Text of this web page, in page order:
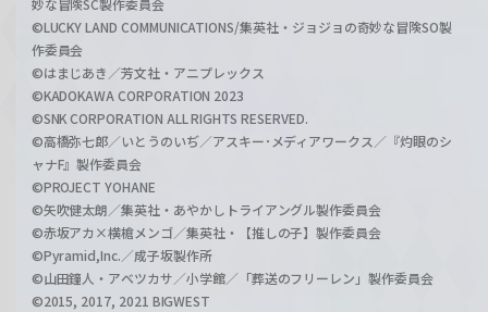
©LUCKY LAND COMMUNICATIONS/集英社・ジョジョの奇妙な冒険SO製
作委員会
©はまじあき／芳文社・アニプレックス
©KADOKAWA CORPORATION 2023
©SNK CORPORATION ALL RIGHTS RESERVED.
©高橋弥七郎／いとうのいぢ／アスキー･メディアワークス／『灼眼のシ
ャナF』製作委員会
©PROJECT YOHANE
©矢吹健太朗／集英社・あやかしトライアングル製作委員会
©赤坂アカ×横槍メンゴ／集英社・【推しの子】製作委員会
©Pyramid,Inc.／成子坂製作所
©山田鐘人・アベツカサ／小学館／「葬送のフリーレン」製作委員会
©2015, 2017, 2021 BIGWEST